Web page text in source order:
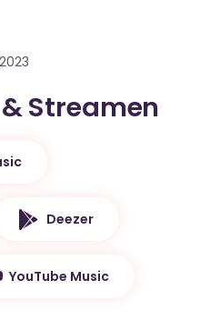
Streamen
Deezer
YouTube Music